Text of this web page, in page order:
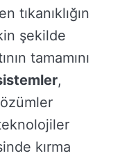
tıkanıklığın
şekilde
tamamını
,
kırma